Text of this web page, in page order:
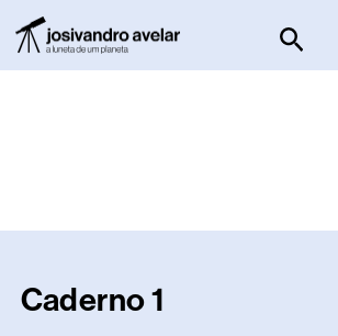
Caderno 1